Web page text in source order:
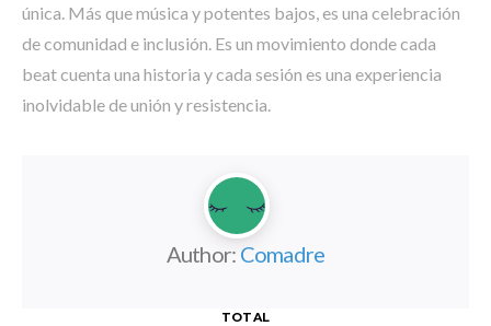
única. Más que música y potentes bajos, es una celebración
de comunidad e inclusión. Es un movimiento donde cada
beat cuenta una historia y cada sesión es una experiencia
inolvidable de unión y resistencia.
Author: Comadre
TOTAL